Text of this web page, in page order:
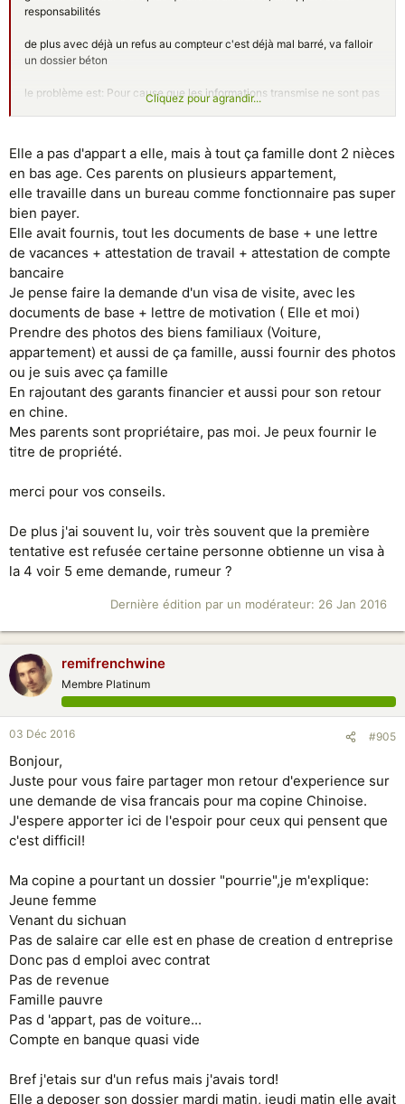
responsabilités
de plus avec déjà un refus au compteur c'est déjà mal barré, va falloir
un dossier béton
le problème est: Pour cause que les informations transmise ne sont pas
Cliquez pour agrandir...
Elle a pas d'appart a elle, mais à tout ça famille dont 2 nièces
en bas age. Ces parents on plusieurs appartement,
elle travaille dans un bureau comme fonctionnaire pas super
bien payer.
Elle avait fournis, tout les documents de base + une lettre
de vacances + attestation de travail + attestation de compte
bancaire
Je pense faire la demande d'un visa de visite, avec les
documents de base + lettre de motivation ( Elle et moi)
Prendre des photos des biens familiaux (Voiture,
appartement) et aussi de ça famille, aussi fournir des photos
ou je suis avec ça famille
En rajoutant des garants financier et aussi pour son retour
en chine.
Mes parents sont propriétaire, pas moi. Je peux fournir le
titre de propriété.
merci pour vos conseils.
De plus j'ai souvent lu, voir très souvent que la première
tentative est refusée certaine personne obtienne un visa à
la 4 voir 5 eme demande, rumeur ?
Dernière édition par un modérateur: 26 Jan 2016
remifrenchwine
Membre Platinum
03 Déc 2016 #905
Bonjour,
Juste pour vous faire partager mon retour d'experience sur
une demande de visa francais pour ma copine Chinoise.
J'espere apporter ici de l'espoir pour ceux qui pensent que
c'est difficil!
Ma copine a pourtant un dossier "pourrie",je m'explique:
Jeune femme
Venant du sichuan
Pas de salaire car elle est en phase de creation d entreprise
Donc pas d emploi avec contrat
Pas de revenue
Famille pauvre
Pas d 'appart, pas de voiture...
Compte en banque quasi vide
Bref j'etais sur d'un refus mais j'avais tord!
Elle a deposer son dossier mardi matin, jeudi matin elle avait